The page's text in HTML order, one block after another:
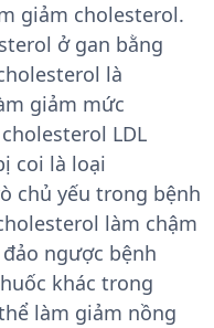
giảm cholesterol.
ở gan bằng
là
giảm mức
LDL
coi là loại
chủ yếu trong bệnh
làm chậm
ngược bệnh
khác trong
làm giảm nồng